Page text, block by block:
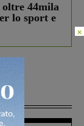
oltre 44mila
lo sport e
×